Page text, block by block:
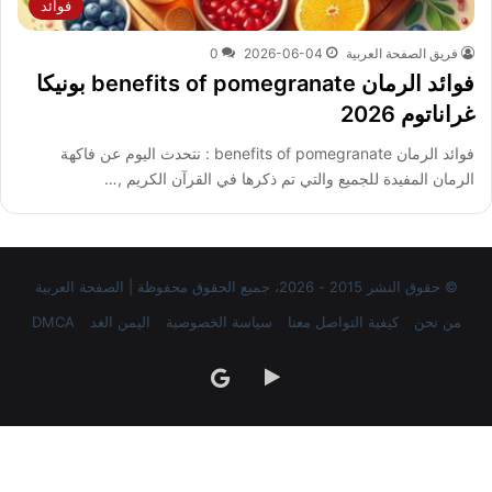
فوائد
فريق الصفحة العربية 2026-06-04
0
فوائد الرمان benefits of pomegranate بونيكا
غراناتوم 2026
فوائد الرمان benefits of pomegranate : نتحدث اليوم عن فاكهة
الرمان المفيدة للجميع والتي تم ذكرها في القرآن الكريم ,…
© حقوق النشر 2015 - 2026، جميع الحقوق محفوظة | الصفحة العربية
من نحن
كيفية التواصل معنا سياسة الخصوصية اليمن الغد DMCA
‏Google
Play
google
news